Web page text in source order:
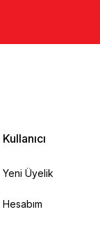
Kullanıcı
Yeni Üyelik
Hesabım